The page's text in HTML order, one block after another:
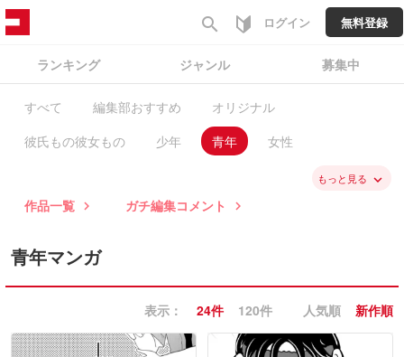
search ログイン 無料登録
ランキング ジャンル 募集中
すべて 編集部おすすめ
オリジナル
彼氏もの彼女もの
少年 青年
女性
スポーツ
歴史
学園 職業・ビジネス
ミステリー・ホラー
異世界 BL
GL・百合
コラム
ガチ編集求む 有料作品
毎日無料
もっと見る keyboard_arrow_down
作品一覧 keyboard_arrow_right ガチ編集コメント keyboard_arrow_right
青年マンガ
表示： 24件 120件 人気順 新作順